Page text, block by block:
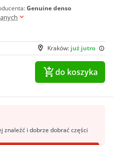
Genuine denso
Kraków: już jutro
do koszyka
znaleźć i dobrze dobrać części